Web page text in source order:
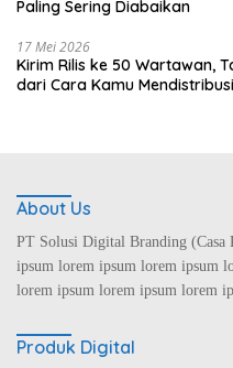
Paling Sering Diabaikan
17 Mei 2026
Kirim Rilis ke 50 Wartawan,
dari Cara Kamu
About Us
PT Solusi Digital Branding
ipsum lorem ipsum lorem ipsum
lorem ipsum lorem ipsum lorem
Produk Digital